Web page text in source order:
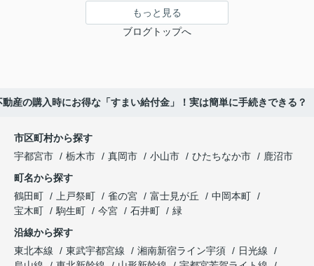
もっと見る
ブログトップへ
動産の購入時にお得な「すまい給付金」！実は簡単に手続きできる？
市区町村から探す
宇都宮市
栃木市 真岡市 小山市 ひたちなか市
鹿沼市
町名から探す
鶴田町
上戸祭町 雀の宮 富士見が丘
中岡本町
宝木町
駒生町 今宮 石井町
緑
沿線から探す
東北本線
東武宇都宮線 湘南新宿ライン宇須
日光線